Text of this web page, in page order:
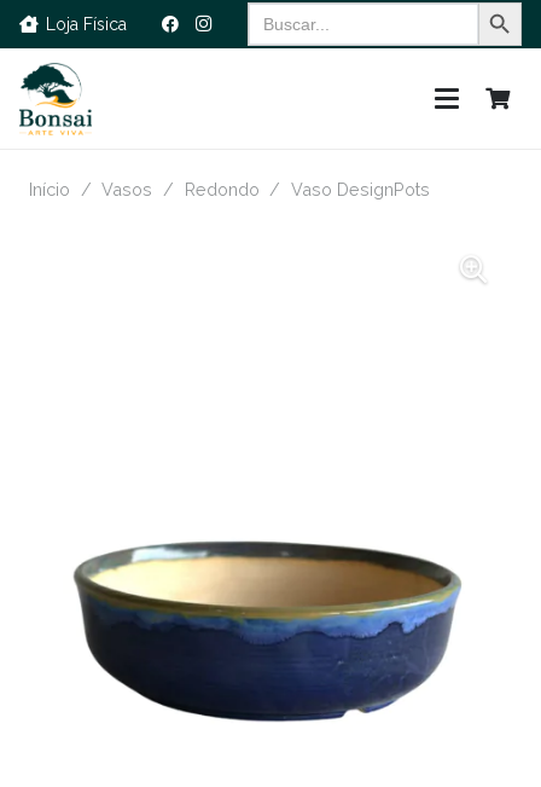
Loja Física
Search
for:
Início / Vasos / Redondo / Vaso DesignPots